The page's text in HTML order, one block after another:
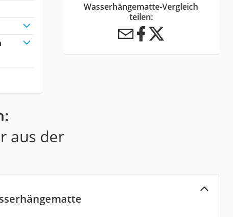
Wasserhängematte-Vergleich
teilen:
aus der